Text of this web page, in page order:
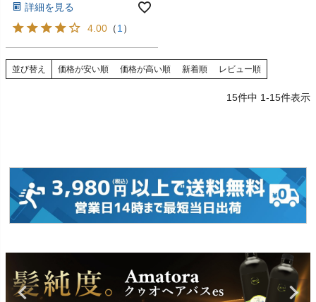
詳細を見る
4.00 （1 ）
並び替え 価格が安い順 価格が高い順 新着順 レビュー順
15件中 1-15件表示